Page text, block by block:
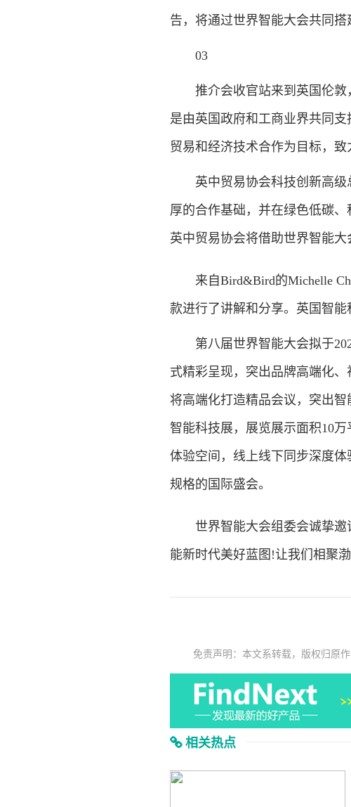
告，将通过世界智能大会共同搭
03
推介会收官站来到英国伦敦
是由英国政府和工商业界共同
贸易和经济技术合作为目标，致
英中贸易协会科技创新高级
厚的合作基础，并在绿色低碳
英中贸易协会将借助世界智能
来自Bird&Bird的Michelle
款进行了讲解和分享。英国智能
第八届世界智能大会拟于
式精彩呈现，突出品牌高端化
将高端化打造精品会议，突出
智能科技展，展览展示面积10
体验空间，线上线下同步深度
规格的国际盛会。
世界智能大会组委会诚挚邀
能新时代美好蓝图!让我们相聚
免责声明：本文系转载，版权归原
相关热点